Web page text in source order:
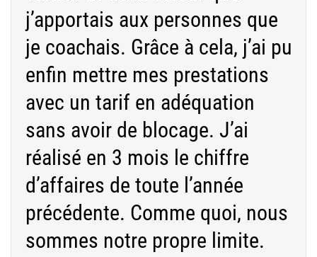
j’apportais aux personnes que
je coachais. Grâce à cela, j’ai pu
enfin mettre mes prestations
avec un tarif en adéquation
sans avoir de blocage. J’ai
réalisé en 3 mois le chiffre
d’affaires de toute l’année
précédente. Comme quoi, nous
sommes notre propre limite.